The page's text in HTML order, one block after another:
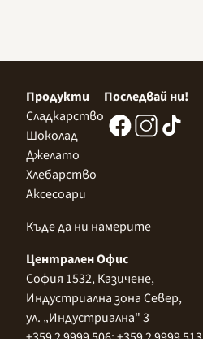
Продукти
Сладкарство
Шоколад
Джелато
Хлебарство
Аксесоари
Последвай ни!
Къде да ни намерите
Централен Офис
София 1532, Казичене,
Индустриална зона Север,
ул. „Индустриална" 3
+359 2 9999 506;+359 2 9999 513